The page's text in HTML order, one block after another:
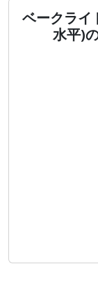
ベークライ
水平)